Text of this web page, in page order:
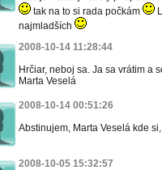
tak na to si rada počkám
najmladších
2008-10-14 11:28:44
Hrčiar, neboj sa. Ja sa vrátim a
Marta Veselá
2008-10-14 00:51:26
Abstinujem, Marta Veselá kde
2008-10-05 15:32:57